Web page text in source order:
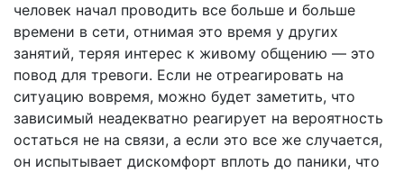
человек начал проводить все больше и больше
времени в сети, отнимая это время у других
занятий, теряя интерес к живому общению — это
повод для тревоги. Если не отреагировать на
ситуацию вовремя, можно будет заметить, что
зависимый неадекватно реагирует на вероятность
остаться не на связи, а если это все же случается,
он испытывает дискомфорт вплоть до паники, что